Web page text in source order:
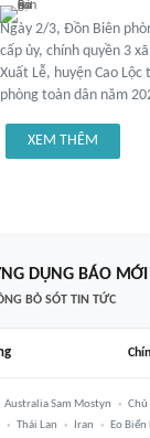
Ngày 2/3, Đồn Biên
cấp ủy, chính quyền 3
Xuất Lễ, huyện Cao
phòng toàn dân năm
XEM THÊM
DỤNG BÁO MỚI
BỎ SÓT TIN TỨC
Australia Sam Mostyn Chủ
Thái Lan Iran Eo